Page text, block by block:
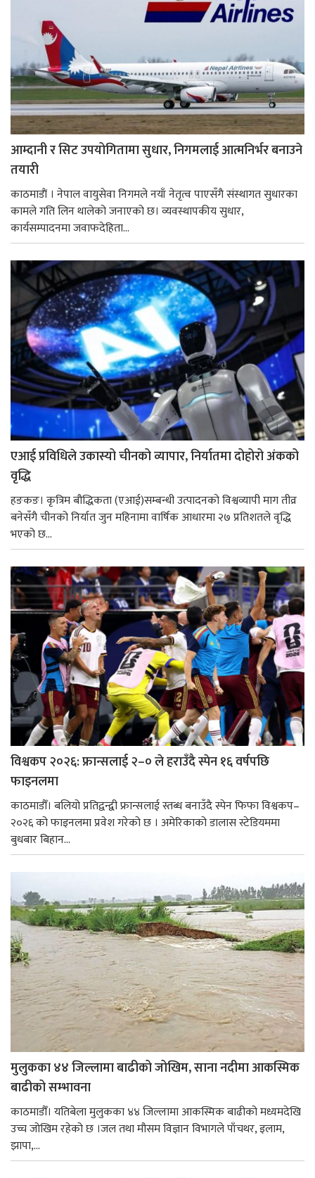
आम्दानी र सिट उपयोगितामा सुधार, निगमलाई आत्मनिर्भर बनाउने
तयारी
काठमाडाैं । नेपाल वायुसेवा निगमले नयाँ नेतृत्व पाएसँगै संस्थागत सुधारका
कामले गति लिन थालेको जनाएको छ। व्यवस्थापकीय सुधार,
कार्यसम्पादनमा जवाफदेहिता...
एआई प्रविधिले उकास्यो चीनको व्यापार, निर्यातमा दोहोरो अंकको
वृद्धि
हङकङ। कृत्रिम बौद्धिकता (एआई)सम्बन्धी उत्पादनको विश्वव्यापी माग तीव्र
बनेसँगै चीनको निर्यात जुन महिनामा वार्षिक आधारमा २७ प्रतिशतले वृद्धि
भएको छ...
विश्वकप २०२६: फ्रान्सलाई २–० ले हराउँदै स्पेन १६ वर्षपछि
फाइनलमा
काठमाडौँ। बलियो प्रतिद्वन्द्वी फ्रान्सलाई स्तब्ध बनाउँदै स्पेन फिफा विश्वकप–
२०२६ को फाइनलमा प्रवेश गरेको छ । अमेरिकाको डालास स्टेडियममा
बुधबार बिहान...
मुलुकका ४४ जिल्लामा बाढीको जोखिम, साना नदीमा आकस्मिक
बाढीको सम्भावना
काठमाडौँ। यतिबेला मुलुकका ४४ जिल्लामा आकस्मिक बाढीको मध्यमदेखि
उच्च जोखिम रहेको छ ।जल तथा मौसम विज्ञान विभागले पाँचथर, इलाम,
झापा,...